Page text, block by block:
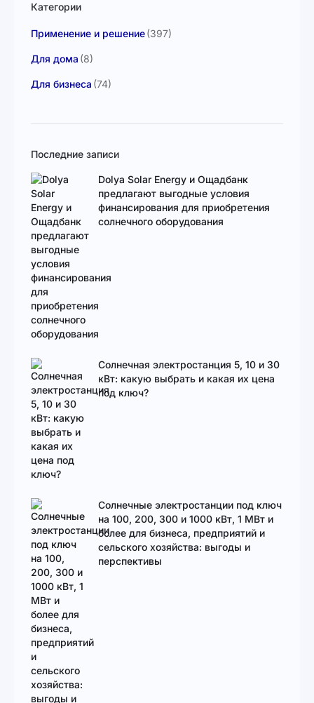
Категории
Применение и решение(397)
Для дома (8)
Для бизнеса (74)
Последние записи
Dolya Solar Energy и Ощадбанк
предлагают выгодные условия
финансирования для приобретения
солнечного оборудования
Солнечная электростанция 5, 10 и 30
кВт: какую выбрать и какая их цена
под ключ?
Солнечные электростанции под ключ
на 100, 200, 300 и 1000 кВт, 1 МВт и
более для бизнеса, предприятий и
сельского хозяйства: выгоды и
перспективы